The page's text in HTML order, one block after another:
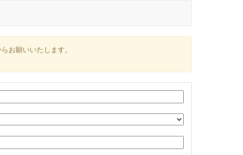
お願いいたします。